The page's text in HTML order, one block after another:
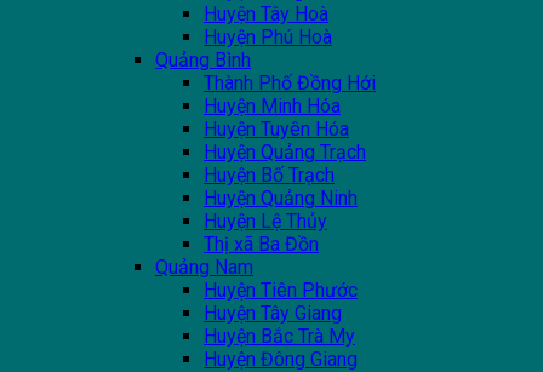
Huyện Tây Hoà
Huyện Phú Hoà
Quảng Bình
Thành Phố Đồng Hới
Huyện Minh Hóa
Huyện Tuyên Hóa
Huyện Quảng Trạch
Huyện Bố Trạch
Huyện Quảng Ninh
Huyện Lệ Thủy
Thị xã Ba Đồn
Quảng Nam
Huyện Tiên Phước
Huyện Tây Giang
Huyện Bắc Trà My
Huyện Đông Giang